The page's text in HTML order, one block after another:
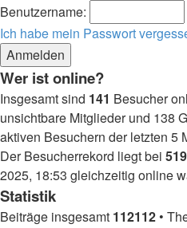
Benutzername:
Ich habe mein Passwort
Wer ist online?
Insgesamt sind 141 Besucher
unsichtbare Mitglieder und 138
aktiven Besuchern der letzten 5
Der Besucherrekord liegt bei
2025, 18:53 gleichzeitig online
Statistik
Beiträge insgesamt 112112 •